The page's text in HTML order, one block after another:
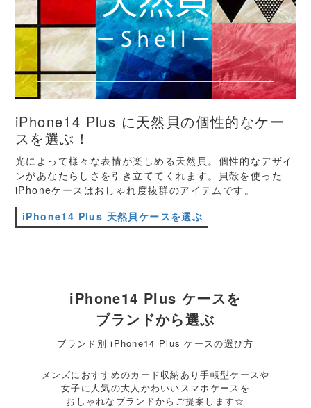
iPhone14 Plus に天然貝の個性的なケー
スを選ぶ！
光によって様々な表情が楽しめる天然貝。個性的なデザイ
ンがあなたらしさを引き立ててくれます。貝殻を使った
iPhoneケースはおしゃれ度抜群のアイテムです。
iPhone14 Plus 天然貝ケースを選ぶ
iPhone14 Plus ケースを
ブランドから選ぶ
ブランド別 iPhone14 Plus ケースの選び方
メンズにおすすめのカード収納あり手帳型ケースや
女子に人気の大人かわいいスマホケースを
おしゃれなブランドからご提案します☆